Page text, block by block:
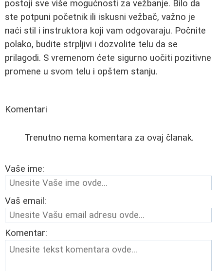
postoji sve više mogućnosti za vežbanje. Bilo da
ste potpuni početnik ili iskusni vežbač, važno je
naći stil i instruktora koji vam odgovaraju. Počnite
polako, budite strpljivi i dozvolite telu da se
prilagodi. S vremenom ćete sigurno uočiti pozitivne
promene u svom telu i opštem stanju.
Komentari
Trenutno nema komentara za ovaj članak.
Vaše ime:
Vaš email:
Komentar: